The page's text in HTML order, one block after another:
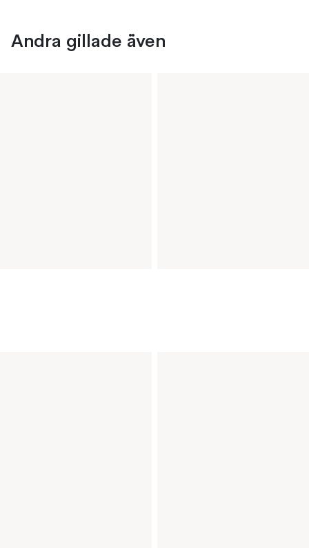
Andra gillade även